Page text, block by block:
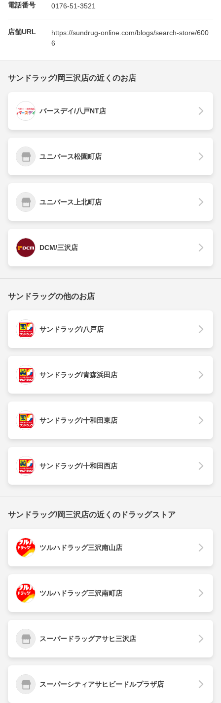
電話番号 0176-51-3521
店舗URL
https://sundrug-online.com/blogs/search-store/600
6
サンドラッグ/岡三沢店の近くのお店
バースデイ/八戸NT店
ユニバース松園町店
ユニバース上北町店
DCM/三沢店
サンドラッグの他のお店
サンドラッグ/八戸店
サンドラッグ/青森浜田店
サンドラッグ/十和田東店
サンドラッグ/十和田西店
サンドラッグ/岡三沢店の近くのドラッグストア
ツルハドラッグ三沢南山店
ツルハドラッグ三沢南町店
スーパードラッグアサヒ三沢店
スーパーシティアサヒビードルプラザ店